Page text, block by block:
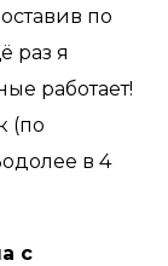
по
раз я
работает!
(по
в 4
с